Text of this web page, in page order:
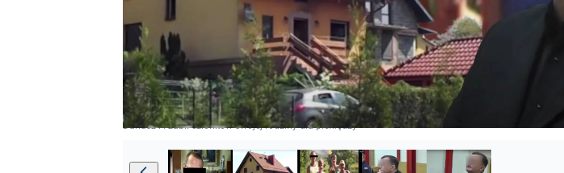
Dariusz P. zabił członków swojej rodziny dla pieniędzy